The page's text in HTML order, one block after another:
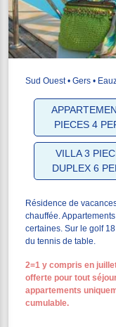
Sud Ouest • Gers •
PIECES 4
VILLA 3
DUPLEX 6
Résidence de
chauffée.
certaines. Sur le golf
du tennis de table.
2=1 y compris en
offerte pour tout
appartements
cumulable.